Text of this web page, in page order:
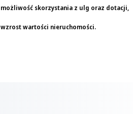
możliwość skorzystania z ulg oraz dotacji,
wzrost wartości nieruchomości.